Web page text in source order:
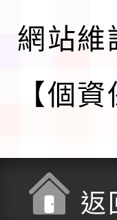
網站維
【個
返